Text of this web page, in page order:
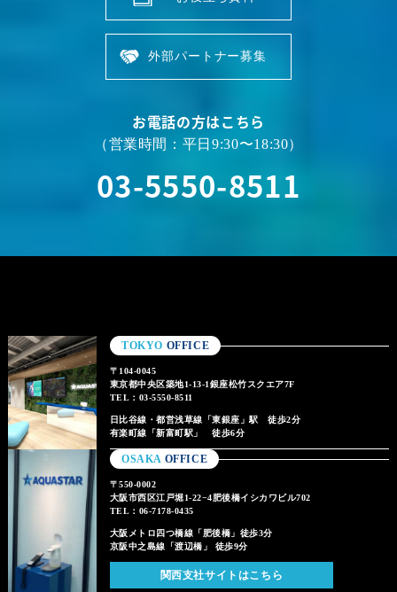
外部パートナー募集
お電話の方はこちら
（営業時間：平日9:30〜18:30）
03-5550-8511
TOKYO OFFICE
〒104-0045
東京都中央区築地1-13-1銀座松竹スクエア7F
TEL：03-5550-8511
日比谷線・都営浅草線「東銀座」駅 徒歩2分
有楽町線「新富町駅」 徒歩6分
OSAKA OFFICE
〒550-0002
大阪市西区江戸堀1-22−4肥後橋イシカワビル702
TEL：06-7178-0435
大阪メトロ四つ橋線「肥後橋」徒歩3分
京阪中之島線「渡辺橋」 徒歩9分
関西支社サイトはこちら